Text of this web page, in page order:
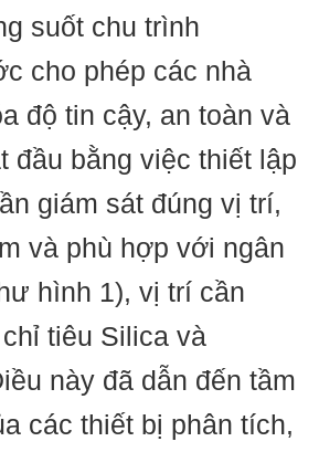
suốt chu trình
cho phép các nhà
độ tin cậy, an toàn và
đầu bằng việc thiết lập
giám sát đúng vị trí,
và phù hợp với ngân
hình 1), vị trí cần
tiêu Silica và
này đã dẫn đến tầm
các thiết bị phân tích,